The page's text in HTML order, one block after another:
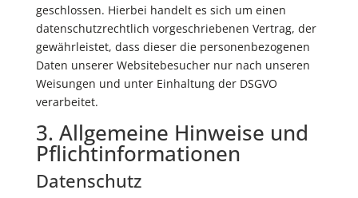
geschlossen. Hierbei handelt es sich um einen
datenschutzrechtlich vorgeschriebenen Vertrag, der
gewährleistet, dass dieser die personenbezogenen
Daten unserer Websitebesucher nur nach unseren
Weisungen und unter Einhaltung der DSGVO
verarbeitet.
3. Allgemeine Hinweise und
Pflicht­informationen
Datenschutz